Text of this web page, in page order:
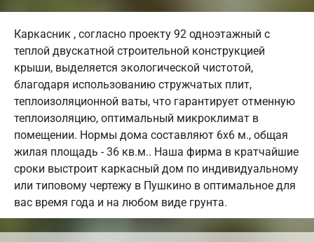
Каркасник , согласно проекту 92 одноэтажный с
теплой двускатной строительной конструкцией
крыши, выделяется экологической чистотой,
благодаря использованию стружчатых плит,
теплоизоляционной ваты, что гарантирует отменную
теплоизоляцию, оптимальный микроклимат в
помещении. Нормы дома составляют 6х6 м., общая
жилая площадь - 36 кв.м.. Наша фирма в кратчайшие
сроки выстроит каркасный дом по индивидуальному
или типовому чертежу в Пушкино в оптимальное для
вас время года и на любом виде грунта.